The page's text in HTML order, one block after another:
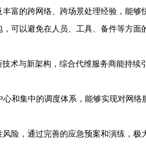
富的跨网络、跨场景处理经验，能
可以避免在人员、工具、备件等方
术与新架构，综合代维服务商能持
和集中的调度体系，能够实现对网
险，通过完善的应急预案和演练，